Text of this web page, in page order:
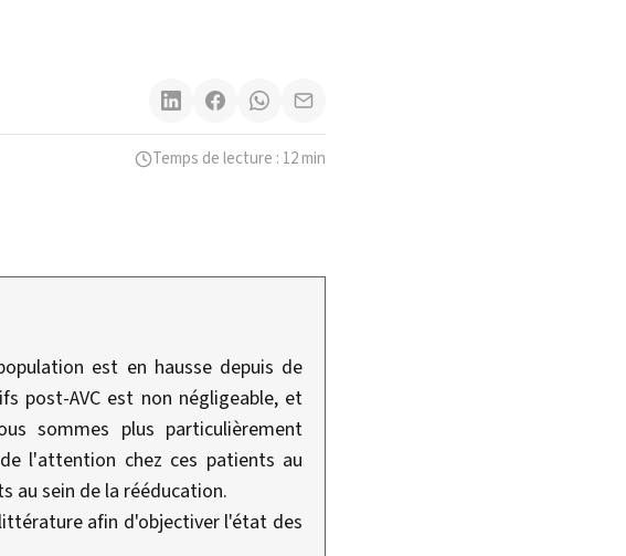
Temps de lecture : 12 min
est en hausse depuis de
post-AVC est non négligeable, et
sommes plus particulièrement
l'attention chez ces patients au
au sein de la rééducation.
afin d'objectiver l'état des